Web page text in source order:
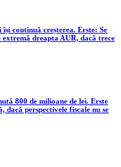
continuă creșterea. Erste: Se
dreapta AUR, dacă trece
800 de milioane de lei. Erste
perspectivele fiscale nu se